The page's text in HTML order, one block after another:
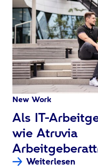
New Work
:
Als IT-
wie Atruvia
Weiterlesen